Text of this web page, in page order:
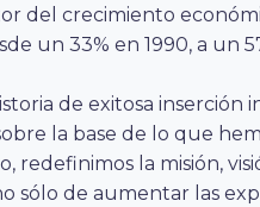
del crecimiento
un 33% en 1990, a un
de exitosa inserción
la base de lo que
redefinimos la misión,
sólo de aumentar las